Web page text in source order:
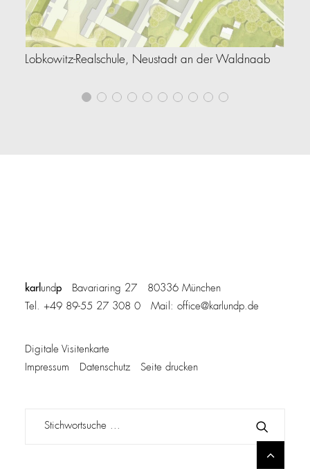
Lobkowitz-Realschule, Neustadt an der Waldnaab
karl undp Bavariaring 27 80336 München
Tel. +49 89-55 27 308 0 Mail: office@karlundp.de
Digitale Visitenkarte
Impressum
Datenschutz Seite drucken